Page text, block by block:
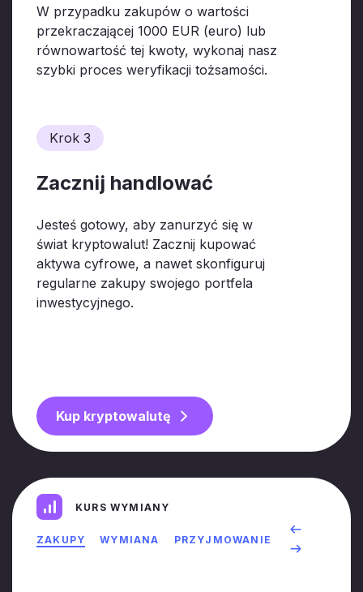
W przypadku zakupów o wartości
przekraczającej 1000 EUR (euro) lub
równowartość tej kwoty, wykonaj nasz
szybki proces weryfikacji tożsamości.
Krok 3
Zacznij handlować
Jesteś gotowy, aby zanurzyć się w
świat kryptowalut! Zacznij kupować
aktywa cyfrowe, a nawet skonfiguruj
regularne zakupy swojego portfela
inwestycyjnego.
Kup kryptowalutę
KURS WYMIANY
ZAKUPY WYMIANA PRZYJMOWANIE